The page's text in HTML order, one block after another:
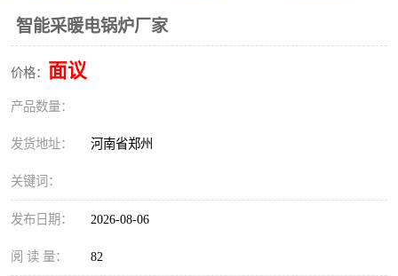
智能采暖电锅炉厂家
价格： 面议
产品数量：
发货地址： 河南省郑州
关键词：
发布日期： 2026-08-06
阅 读 量： 82